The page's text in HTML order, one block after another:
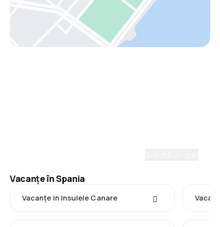
Vacanţe în Spania
Vacanţe in Insulele Canare